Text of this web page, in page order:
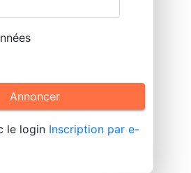
Annoncer
le login Inscription par e-